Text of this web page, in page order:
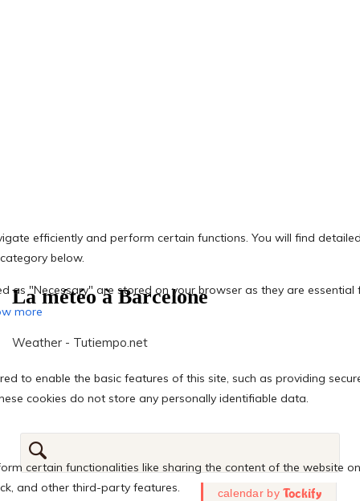
La météo à Barcelone
Weather - Tutiempo.net